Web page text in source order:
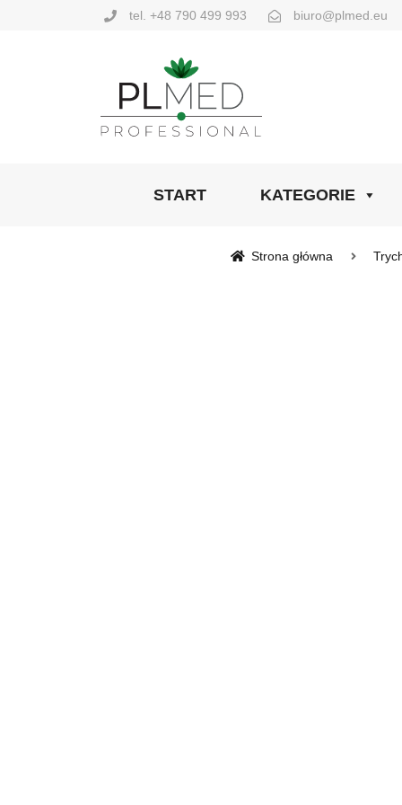
tel. +48 790 499 993 biuro@plmed.eu
START KATEGORIE
Strona główna